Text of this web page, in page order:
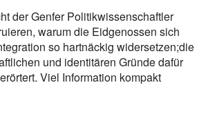
der Genfer Politikwissenschaftler
warum die Eidgenossen sich
so hartnäckig widersetzen;die
und identitären Gründe dafür
Viel Information kompakt